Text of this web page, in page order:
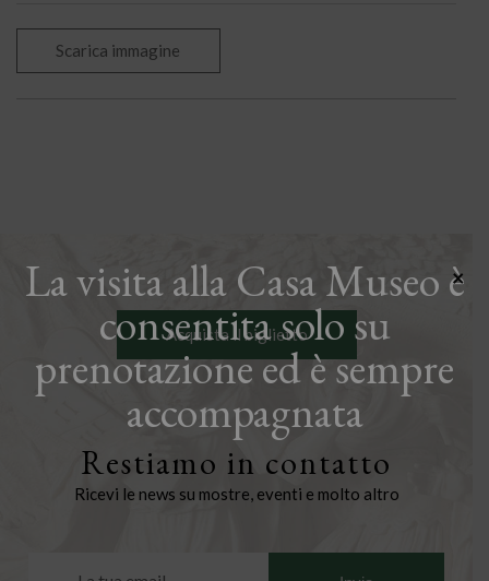
Scarica immagine
Acquista il biglietto
Restiamo in contatto
Ricevi le news su mostre, eventi e molto altro
La visita alla Casa Museo è
consentita solo su
prenotazione ed è sempre
accompagnata
×